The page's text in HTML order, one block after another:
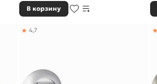
В корзину
4,7